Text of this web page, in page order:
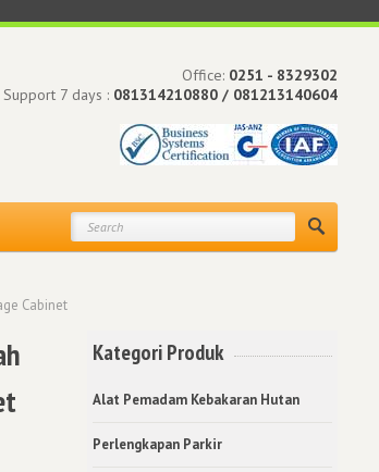
Office: 0251 - 8329302
Support 7 days : 081314210880 / 081213140604
Cabinet
Kategori Produk
Alat Pemadam Kebakaran Hutan
Perlengkapan Parkir